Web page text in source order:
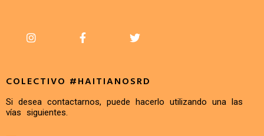
COLECTIVO #HAITIANOSRD
Si desea contactarnos, puede hacerlo utilizando una las
vías siguientes.